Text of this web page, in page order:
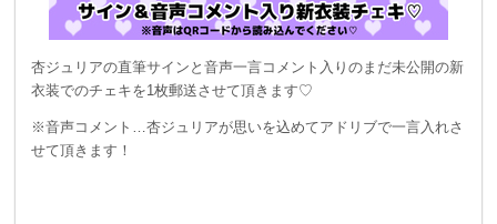
杏ジュリアの直筆サインと音声一言コメント入りのまだ未公開の新
衣装でのチェキを1枚郵送させて頂きます♡
※音声コメント…杏ジュリアが思いを込めてアドリブで一言入れさ
せて頂きます！